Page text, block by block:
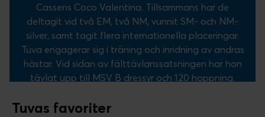
Cassens Coco Valentina. Tillsammans har de
deltagit vid två EM, två NM, vunnit SM- och NM-
silver, samt tagit flera internationella placeringar.
Tuva engagerar sig i träning och inridning av andras
hästar. Vid sidan av fälttävlanssatsningen har hon
tävlat upp till MSV B dressyr och 120 hoppning.
Tuvas favoriter